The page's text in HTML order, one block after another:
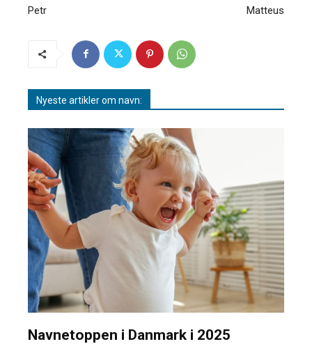
Petr Matteus
Nyeste artikler om navn:
Navnetoppen i Danmark i 2025